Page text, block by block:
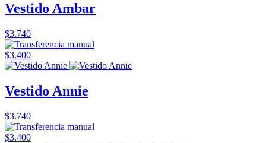
Vestido Ambar
$3.740
$3.400
Vestido Annie
$3.740
$3.400